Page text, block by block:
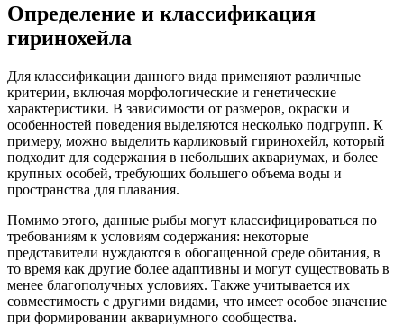
Определение и классификация
гиринохейла
Для классификации данного вида применяют различные
критерии, включая морфологические и генетические
характеристики. В зависимости от размеров, окраски и
особенностей поведения выделяются несколько подгрупп. К
примеру, можно выделить карликовый гиринохейл, который
подходит для содержания в небольших аквариумах, и более
крупных особей, требующих большего объема воды и
пространства для плавания.
Помимо этого, данные рыбы могут классифицироваться по
требованиям к условиям содержания: некоторые
представители нуждаются в обогащенной среде обитания, в
то время как другие более адаптивны и могут существовать в
менее благополучных условиях. Также учитывается их
совместимость с другими видами, что имеет особое значение
при формировании аквариумного сообщества.